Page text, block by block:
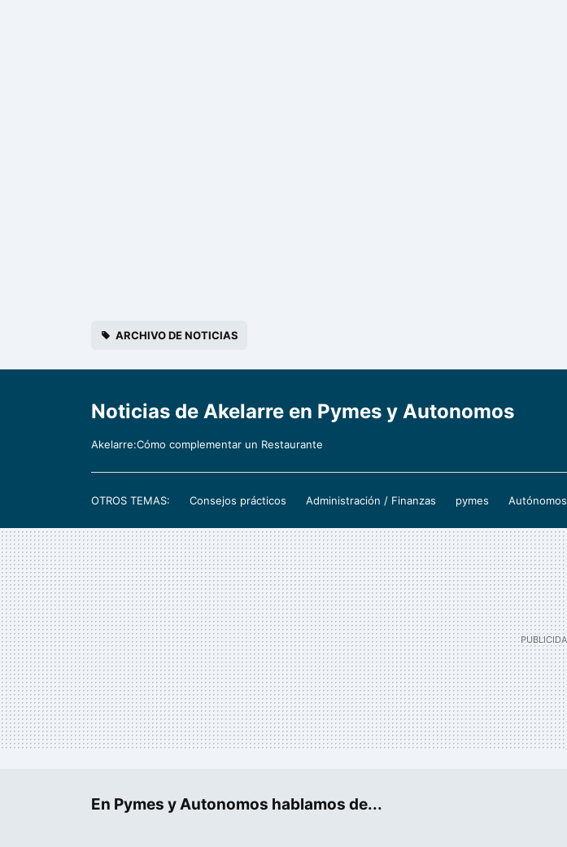
ARCHIVO DE NOTICIAS
Noticias de Akelarre en Pymes y Autonomos
Akelarre:Cómo complementar un Restaurante
OTROS TEMAS: Consejos prácticos Administración / Finanzas pymes Autónomos
En Pymes y Autonomos hablamos de...